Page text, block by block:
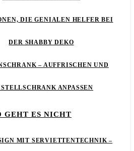
DIE GENIALEN HELFER BEI
DER SHABBY DEKO
– AUFFRISCHEN UND
ANPASSEN
GEHT ES NICHT
MIT SERVIETTENTECHNIK –